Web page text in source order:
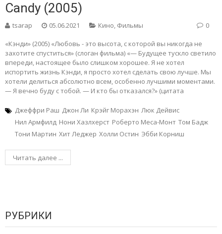
Candy (2005)
tsarap 05.06.2021 Кино, Фильмы 0
«Кэнди» (2005) «Любовь - это высота, с которой вы никогда не
захотите спуститься» (слоган фильма) «— Будущее тускло светило
впереди, настоящее было слишком хорошее. Я не хотел
испортить жизнь Кэнди, я просто хотел сделать свою лучше. Мы
хотели делиться абсолютно всем, особенно лучшими моментами.
— Я вечно буду с тобой. — И кто бы отказался?» (цитата
Джеффри Раш Джон Ли Крэйг Морахэн Люк Дейвис
Нил Армфилд Нони Хазлхерст Роберто Меса-Монт Том Бадж
Тони Мартин Хит Леджер Холли Остин Эбби Корниш
Читать далее ...
РУБРИКИ